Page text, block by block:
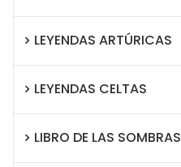
LEYENDAS ARTÚRICAS
LEYENDAS CELTAS
LIBRO DE LAS SOMBRAS